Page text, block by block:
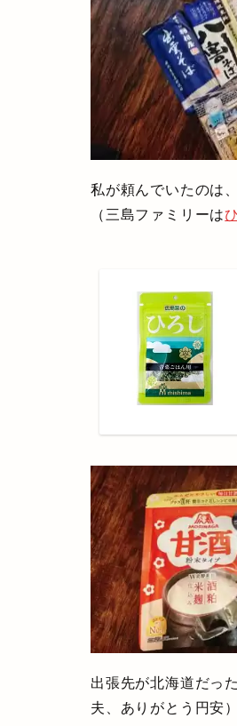
私が頼んでいたのは
（三島ファミリーは
出張先が北海道だっ
夫、ありがとう円安）